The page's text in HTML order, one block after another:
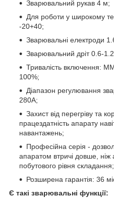
Зварювальний рукав 4 м;
Для роботи у широкому
-20+40;
Зварювальні електроди
Зварювальний дріт 0.6-
Тривалість включення:
100%;
Діапазон регулювання
280А;
Захист від перегріву та
працездатність апарату
навантажень;
Професійна серія -
апаратом втричі довше,
побутового рівня складання;
Розширена гарантія: 36
Є такі зварювальні функції: